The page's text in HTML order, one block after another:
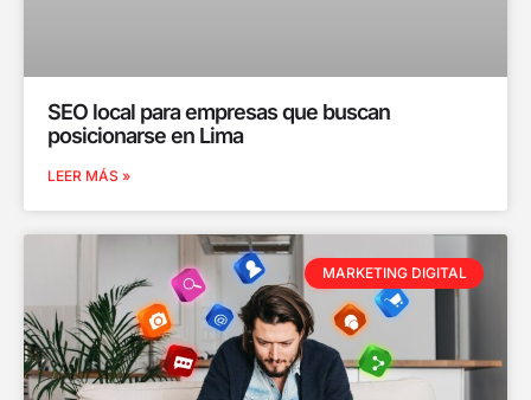
SEO local para empresas que buscan
posicionarse en Lima
LEER MÁS »
MARKETING DIGITAL